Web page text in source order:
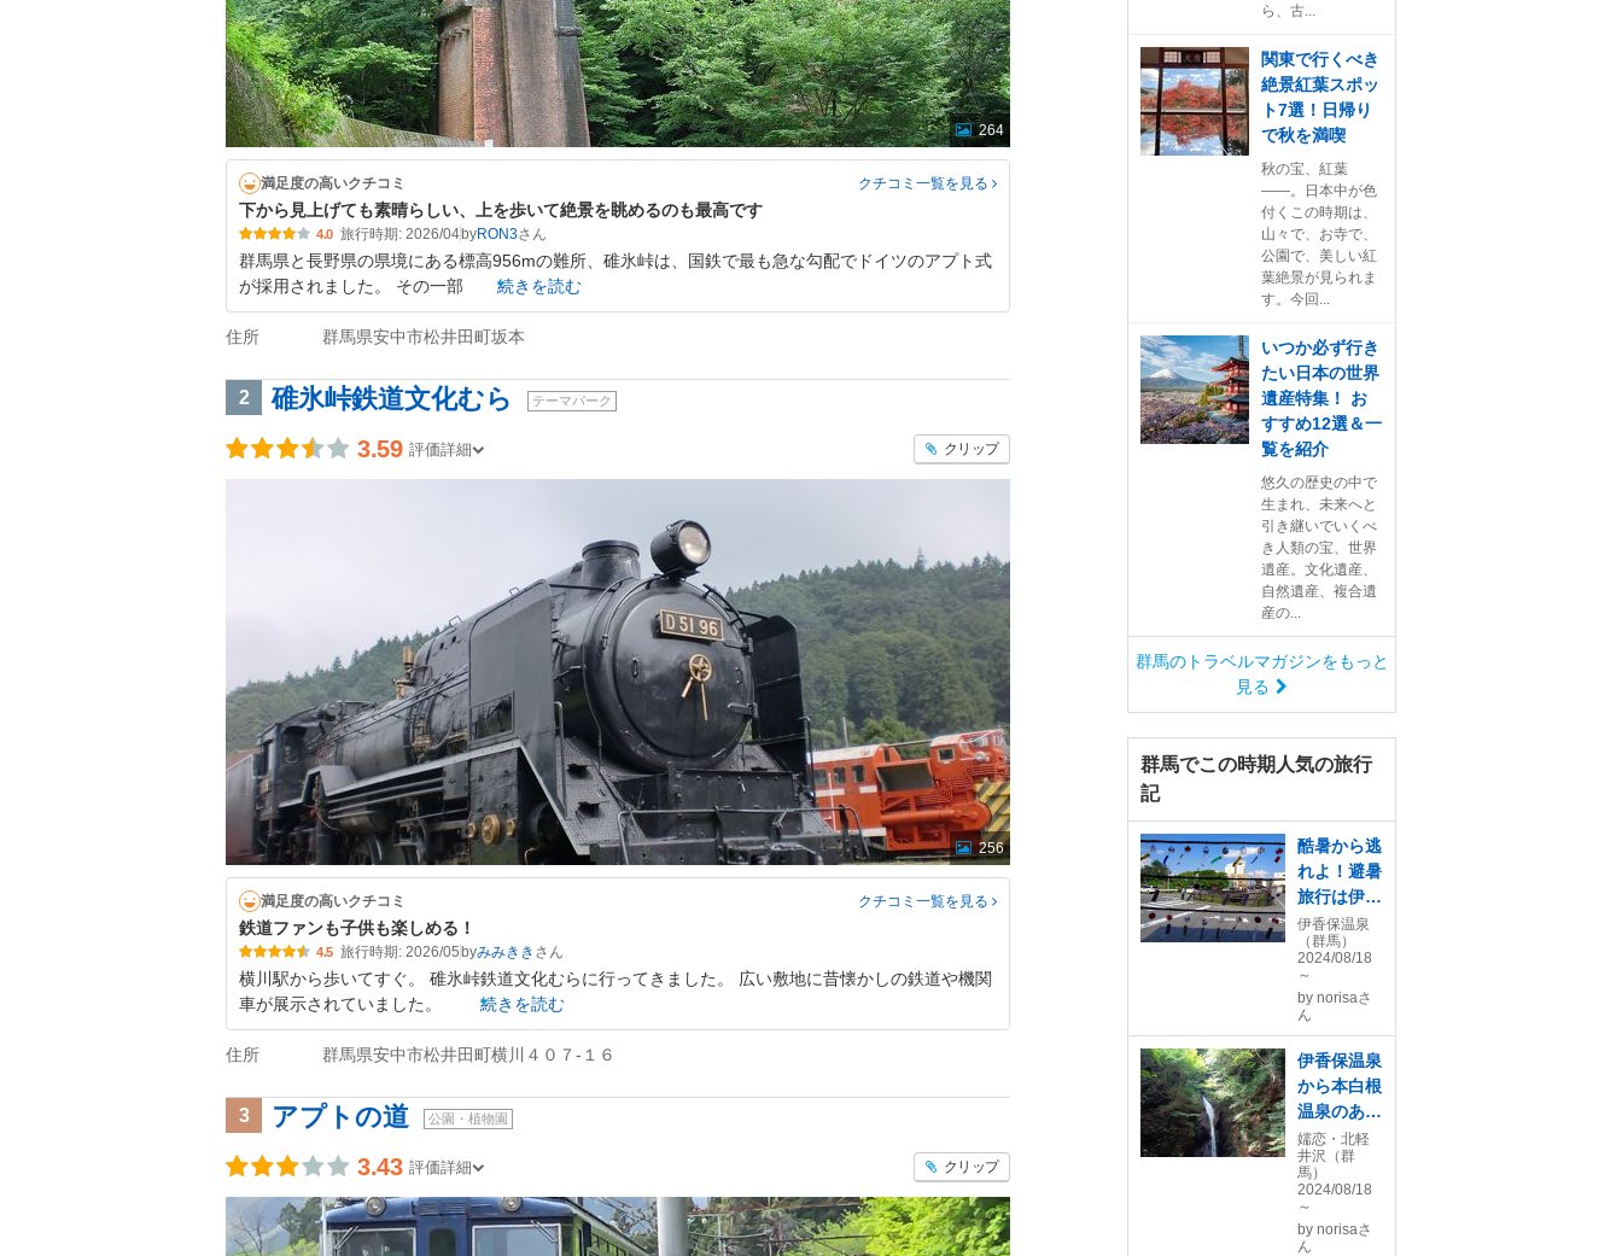
264
満足度の高いクチコミ クチコミ一覧を見る
下から見上げても素晴らしい、上を歩いて絶景を眺めるのも最高です
4.0 旅行時期: 2026/04byRON3
群馬県と長野県の県境にある標高956mの難所、碓氷峠は、国鉄で最も急な勾配でドイツのアプト式
が採用されました。 その一部
続きを読む
住所 群馬県安中市松井田町坂本
2 碓氷峠鉄道文化むら テーマパーク
3.59 評価詳細 クリップ
256
満足度の高いクチコミ クチコミ一覧を見る
鉄道ファンも子供も楽しめる！
4.5 旅行時期: 2026/05 byみみきき
横川駅から歩いてすぐ。 碓氷峠鉄道文化むらに行ってきました。 広い敷地に昔懐かしの鉄道や機関
車が展示されていました。
続きを読む
住所 群馬県安中市松井田町横川４０７-１６
3 アプトの道 公園・植物園
3.43 評価詳細 クリップ
ら、古...
関東で行くべき
絶景紅葉スポッ
ト7選！日帰り
で秋を満喫
秋の宝、紅葉
――。日本中が色
付くこの時期は、
山々で、お寺で、
公園で、美しい紅
葉絶景が見られま
す。今回...
いつか必ず行き
たい日本の世界
遺産特集！ お
すすめ12選＆一
覧を紹介
悠久の歴史の中で
生まれ、未来へと
引き継いでいくべ
き人類の宝、世界
遺産。文化遺産、
自然遺産、複合遺
産の...
群馬のトラベルマガジンをもっと
見る
群馬でこの時期人気の旅行
記
酷暑から逃
れよ！避暑
旅行は伊香
保からーー
伊香保温泉
（群馬）
2024/08/18
～
bynorisaさ
ん
伊香保温泉
から本白根
温泉のある
嬬恋高原、
そして志賀
高原へーー
ー。
嬬恋・北軽
井沢（群
馬）
2024/08/18
～
bynorisaさ
ん